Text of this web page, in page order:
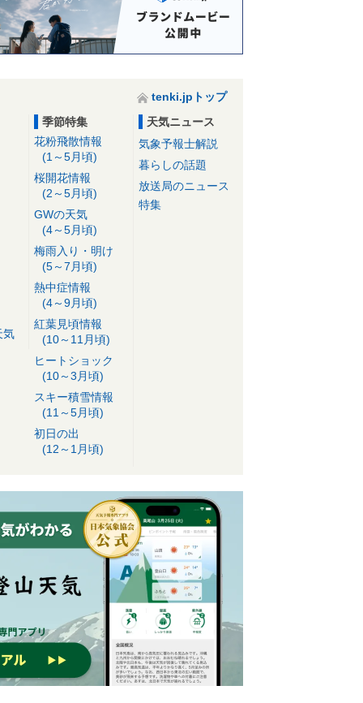
tenki.jpトップ
気
季節特集
花粉飛散情報
(1～5月頃)
桜開花情報
(2～5月頃)
GWの天気
(4～5月頃)
梅雨入り・明け
(5～7月頃)
熱中症情報
(4～9月頃)
紅葉見頃情報
(10～11月頃)
ヒートショック
(10～3月頃)
スキー積雪情報
(11～5月頃)
初日の出
(12～1月頃)
天気ニュース
気象予報士解説
暮らしの話題
放送局のニュース
特集